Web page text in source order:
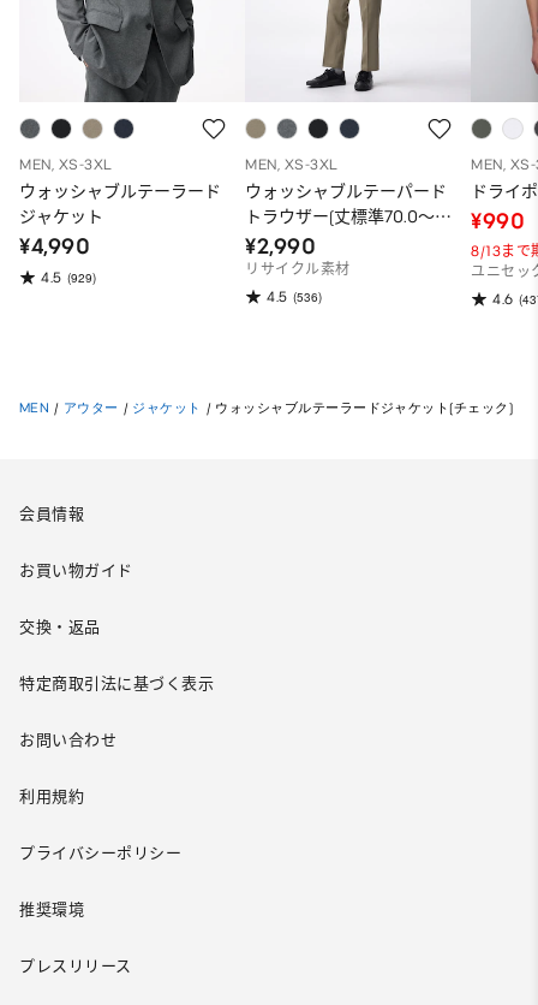
MEN, XS-3XL
ウォッシャブルテーラード
ジャケット
¥4,990
4.5 (929)
MEN, XS-3XL
ウォッシャブルテーパード
トラウザー(丈標準70.0～
74.0cm)
¥2,990
リサイクル素材
4.5 (536)
MEN,
ドライ
¥990
8/13まで
ユニセッ
4.6
MEN / アウター / ジャケット / ウォッシャブルテーラードジャケット(チェック)
会員情報
お買い物ガイド
交換・返品
特定商取引法に基づく表示
お問い合わせ
利用規約
プライバシーポリシー
推奨環境
プレスリリース